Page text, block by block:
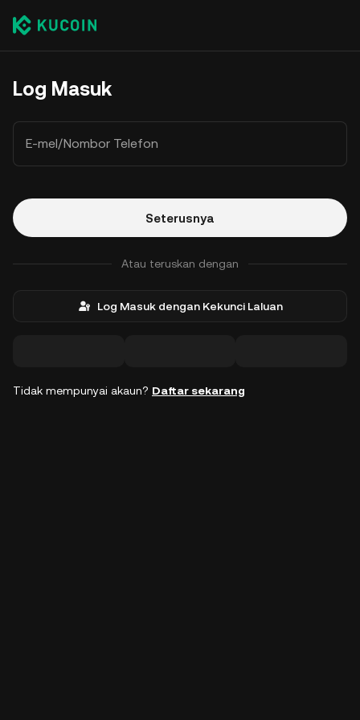
Log Masuk
E-mel/Nombor Telefon
Seterusnya
Atau teruskan dengan
Log Masuk dengan Kekunci Laluan
Tidak mempunyai akaun? Daftar sekarang